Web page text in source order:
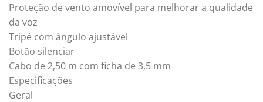
Proteção de vento amovível para melhorar a qualidade
da voz
Tripé com ângulo ajustável
Botão silenciar
Cabo de 2,50 m com ficha de 3,5 mm
Especificações
Geral